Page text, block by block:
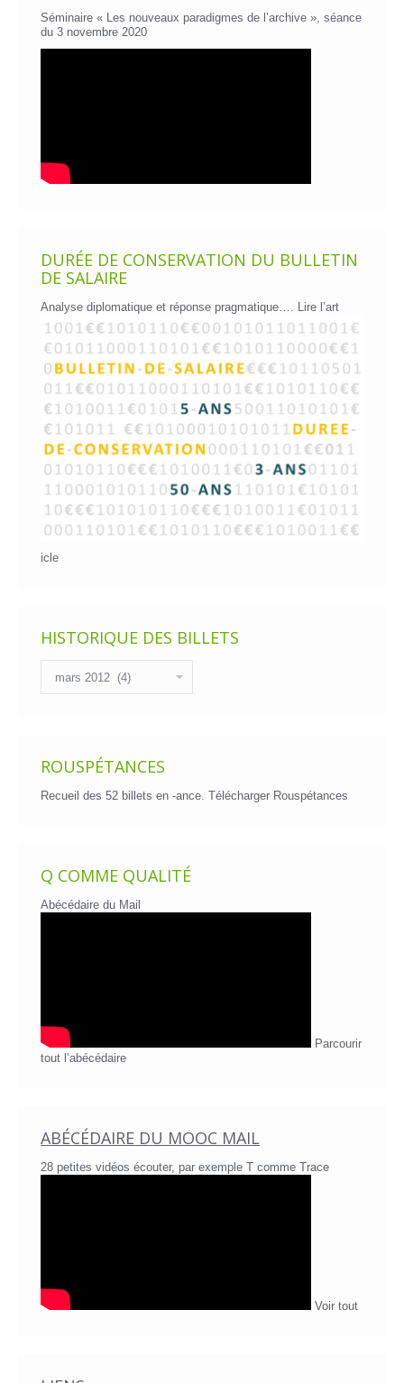
Séminaire « Les nouveaux paradigmes de l’archive », séance
du 3 novembre 2020
DURÉE DE CONSERVATION DU BULLETIN
DE SALAIRE
Analyse diplomatique et réponse pragmatique…. Lire l’art
icle
HISTORIQUE DES BILLETS
des
billets
ROUSPÉTANCES
Recueil des 52 billets en -ance. Télécharger Rouspétances
Q COMME QUALITÉ
Abécédaire du Mail
Parcourir
tout l’abécédaire
ABÉCÉDAIRE DU MOOC MAIL
28 petites vidéos écouter, par exemple T comme Trace
Voir tout